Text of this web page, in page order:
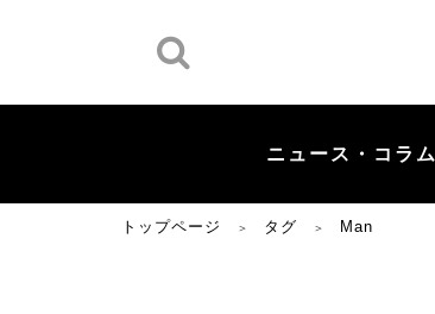
ニュース・コラム
トップページ ＞ タグ ＞ Man